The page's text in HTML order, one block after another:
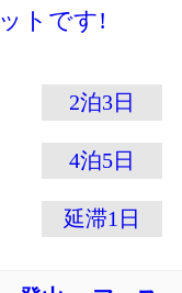
ットです!
こその温かさ
えた高性能ウェ
ウェアの左袖
ップの収納に
付いていたり
2泊3日
4泊5日
延滞1日